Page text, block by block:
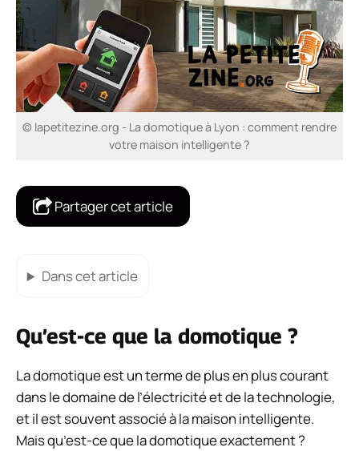
© lapetitezine.org - La domotique à Lyon : comment rendre
votre maison intelligente ?
Partager cet article
Dans cet article
Qu’est-ce que la domotique ?
La domotique est un terme de plus en plus courant
dans le domaine de l’électricité et de la technologie,
et il est souvent associé à la maison intelligente.
Mais qu’est-ce que la domotique exactement ?